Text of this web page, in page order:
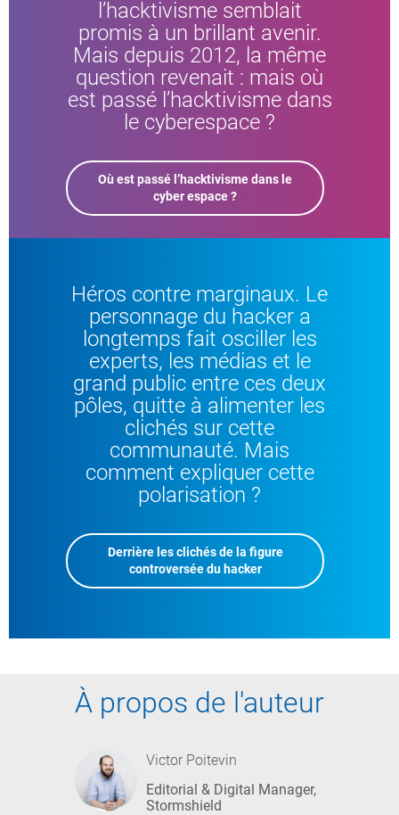
l’hacktivisme semblait
promis à un brillant avenir.
Mais depuis 2012, la même
question revenait : mais où
est passé l’hacktivisme dans
le cyberespace ?
Où est passé l’hacktivisme dans le
cyber espace ?
Héros contre marginaux. Le
personnage du hacker a
longtemps fait osciller les
experts, les médias et le
grand public entre ces deux
pôles, quitte à alimenter les
clichés sur cette
communauté. Mais
comment expliquer cette
polarisation ?
Derrière les clichés de la figure
controversée du hacker
À propos de l'auteur
Victor Poitevin
Editorial & Digital Manager,
Stormshield